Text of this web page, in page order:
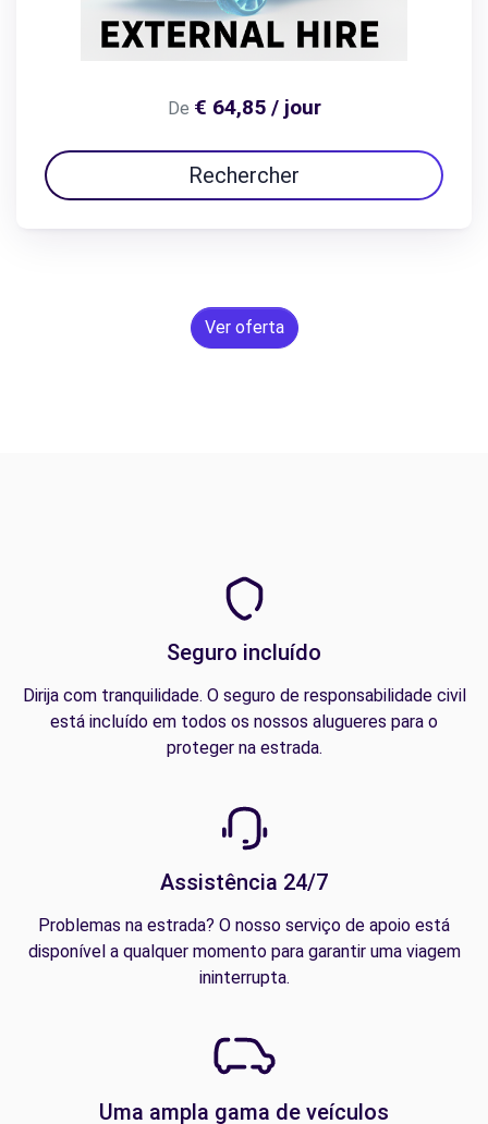
De € 64,85 / jour
Rechercher
Ver oferta
Seguro incluído
Dirija com tranquilidade. O seguro de responsabilidade civil
está incluído em todos os nossos alugueres para o
proteger na estrada.
Assistência 24/7
Problemas na estrada? O nosso serviço de apoio está
disponível a qualquer momento para garantir uma viagem
ininterrupta.
Uma ampla gama de veículos